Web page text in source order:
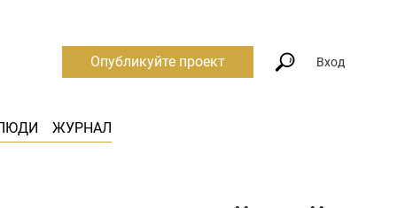
ЖУРНАЛ
Опубликуйте проект Вход